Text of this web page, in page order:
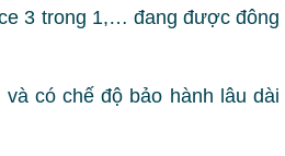
3 trong 1,… đang được đông
có chế độ bảo hành lâu dài